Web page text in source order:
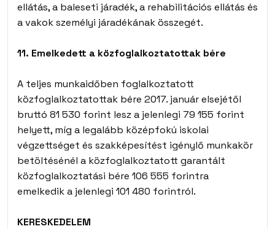
ellátás, a baleseti járadék, a rehabilitációs ellátás és
a vakok személyi járadékának összegét.
11. Emelkedett a közfoglalkoztatottak bére
A teljes munkaidőben foglalkoztatott
közfoglalkoztatottak bére 2017. január elsejétől
bruttó 81 530 forint lesz a jelenlegi 79 155 forint
helyett, míg a legalább középfokú iskolai
végzettséget és szakképesítést igénylő munkakör
betöltésénél a közfoglalkoztatott garantált
közfoglalkoztatási bére 106 555 forintra
emelkedik a jelenlegi 101 480 forintról.
KERESKEDELEM